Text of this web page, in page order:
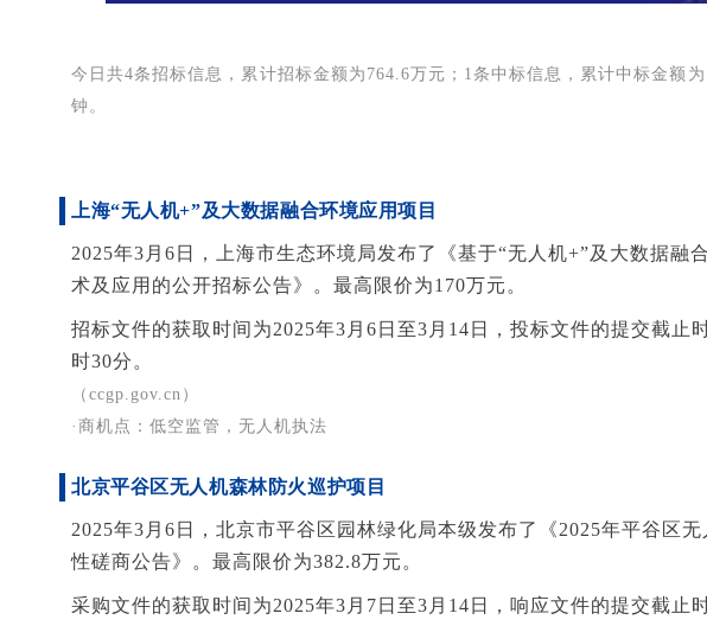
今日共4条招标信息，累计招标金额为764.6万元；1条中标信息，累计中标金额
钟。
上海“无人机+”及大数据融合环境应用项目
2025年3月6日，上海市生态环境局发布了《基于“无人机+”及大数据融
术及应用的公开招标公告》。最高限价为170万元。
招标文件的获取时间为2025年3月6日至3月14日，投标文件的提交截止
时30分。
（ccgp.gov.cn）
·商机点：低空监管，无人机执法
北京平谷区无人机森林防火巡护项目
2025年3月6日，北京市平谷区园林绿化局本级发布了《2025年平谷区
性磋商公告》。最高限价为382.8万元。
采购文件的获取时间为2025年3月7日至3月14日，响应文件的提交截止